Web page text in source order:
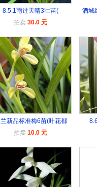
8.5.1雨过天晴3壮苗(
拍卖 30.0 元
酒城
新品标准梅6苗(叶花都
拍卖 10.0 元